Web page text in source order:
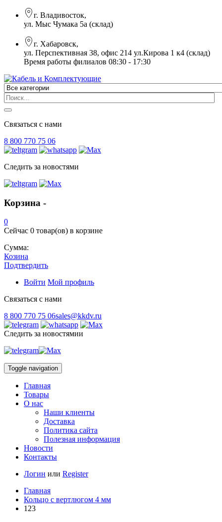
г. Владивосток,
ул. Мыс Чумака 5а (склад)
г. Хабаровск,
ул. Перспективная 38, офис 214 ул.Кирова 1 к4 (склад)
Время работы филиалов 08:30 - 17:30
Связаться с нами
8 800 770 75 06
Следить за новостями
Корзина -
0
Сейчас 0 товар(ов) в корзине
Сумма:
Козина
Подтвердить
Войти Мой профиль
Связаться с нами
8 800 770 75 06sales@kkdv.ru
Следить за новостямии
Toggle navigation
Главная
Товары
О нас
Наши клиенты
Доставка
Политика сайта
Полезная информация
Новости
Контакты
Логин или Register
Главная
Кольцо с вертлюгом 4 мм
123